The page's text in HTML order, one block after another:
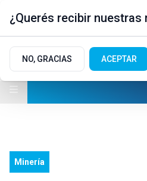
Minería
¿Querés recibir
NO, GRACIAS ACEPTAR